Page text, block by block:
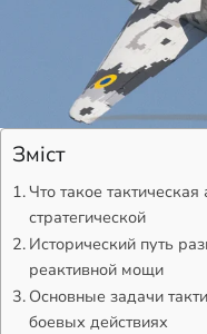
Зміст
Что такое
стратегической
Исторический путь
реактивной мощи
Основные задачи
боевых действиях